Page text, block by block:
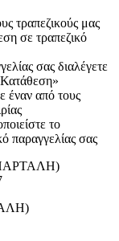
τραπεζικούς μας
σε τραπεζικό
σας διαλέγετε
έναν από τους
το
παραγγελίας σας